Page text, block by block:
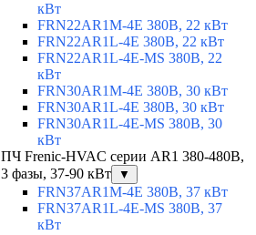
кВт
FRN22AR1M-4E 380В, 22 кВт
FRN22AR1L-4E 380В, 22 кВт
FRN22AR1L-4E-MS 380В, 22
кВт
FRN30AR1M-4E 380В, 30 кВт
FRN30AR1L-4E 380В, 30 кВт
FRN30AR1L-4E-MS 380В, 30
кВт
ПЧ Frenic-HVAC серии AR1 380-480В,
3 фазы, 37-90 кВт
▼
FRN37AR1M-4E 380В, 37 кВт
FRN37AR1L-4E-MS 380В, 37
кВт